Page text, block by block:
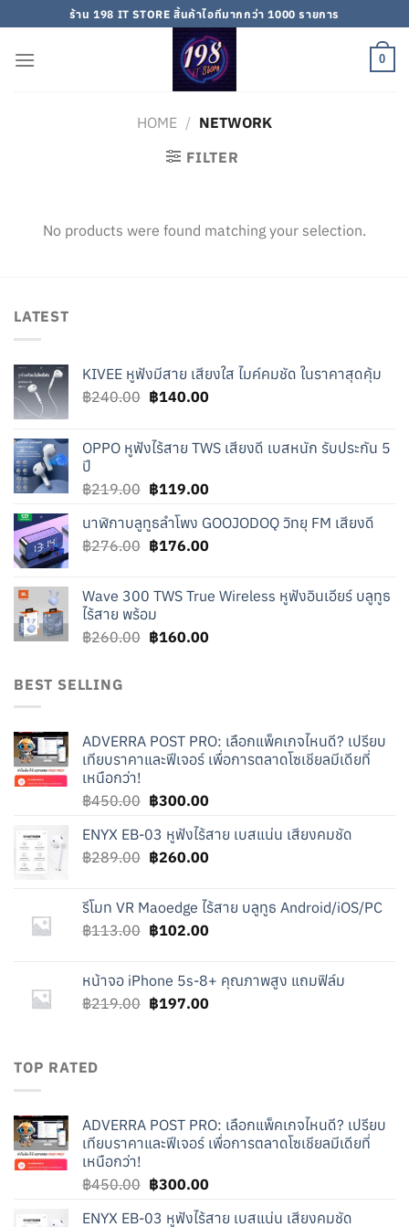
to
content
ร้าน 198 IT STORE สิ้นค้าไอทีมากกว่า 1000 รายการ
0
HOME / NETWORK
FILTER
No products were found matching your selection.
LATEST
KIVEE หูฟังมีสาย เสียงใส ไมค์คมชัด ในราคาสุดคุ้ม
฿240.00 Original
฿240.00.
฿140.00Current
฿140.00.
OPPO หูฟังไร้สาย TWS เสียงดี เบสหนัก รับประกัน 5
ปี
฿219.00 Original
was:
฿219.00.
฿119.00Current
is:
฿119.00.
นาฬิกาบลูทูธลำโพง GOOJODOQ วิทยุ FM เสียงดี
฿276.00 Original
฿276.00.
฿176.00Current
฿176.00.
Wave 300 TWS True Wireless หูฟังอินเอียร์ บลูทูธ
ไร้สาย พร้อม
฿260.00 Original
฿160.00Current
BEST SELLING
ADVERRA POST PRO: เลือกแพ็คเกจไหนดี? เปรียบ
เทียบราคาและฟีเจอร์ เพื่อการตลาดโซเชียลมีเดียที่
เหนือกว่า!
฿450.00 Original
was:
฿450.00.
฿300.00Current
is:
฿300.00.
ENYX EB-03 หูฟังไร้สาย เบสแน่น เสียงคมชัด
฿289.00 Original
฿289.00.
฿260.00Current
฿260.00.
รีโมท VR Maoedge ไร้สาย บลูทูธ Android/iOS/PC
฿113.00 Original
฿113.00.
฿102.00Current
฿102.00.
หน้าจอ iPhone 5s-8+ คุณภาพสูง แถมฟิล์ม
฿219.00 Original
฿197.00Current
TOP RATED
ADVERRA POST PRO: เลือกแพ็คเกจไหนดี? เปรียบ
เทียบราคาและฟีเจอร์ เพื่อการตลาดโซเชียลมีเดียที่
เหนือกว่า!
฿450.00 Original
was:
฿300.00Current
is:
ENYX EB-03 หูฟังไร้สาย เบสแน่น เสียงคมชัด